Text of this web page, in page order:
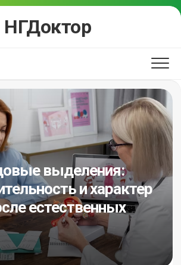
НГДоктор
выделения:
и характер
естественных